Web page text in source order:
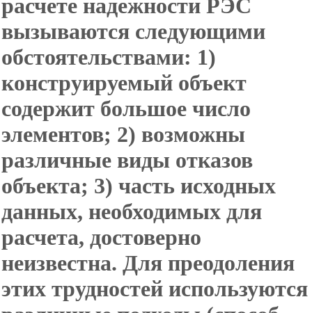
расчете надежности РЭС
вызываются следующими
обстоятельствами: 1)
конструируемый объект
содержит большое число
элементов; 2) возможны
различные виды отказов
объекта; 3) часть исходных
данных, необходимых для
расчета, достоверно
неизвестна. Для преодоления
этих трудностей используются